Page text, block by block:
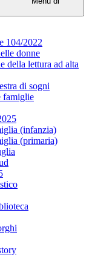
104/2022
donne
della lettura ad alta
di sogni
famiglie
(infanzia)
(primaria)